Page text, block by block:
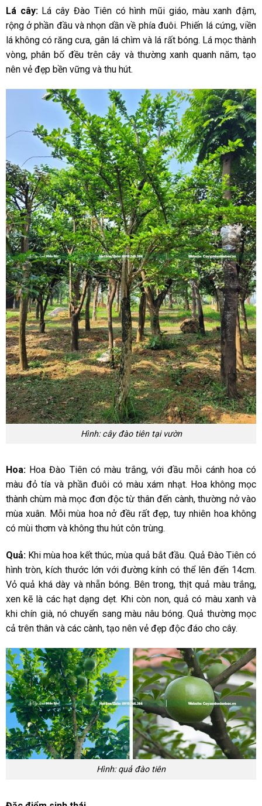
Lá cây: Lá cây Đào Tiên có hình mũi giáo, màu xanh đậm,
rộng ở phần đầu và nhọn dần về phía đuôi. Phiến lá cứng, viền
lá không có răng cưa, gân lá chìm và lá rất bóng. Lá mọc thành
vòng, phân bố đều trên cây và thường xanh quanh năm, tạo
nên vẻ đẹp bền vững và thu hút.
Hình: cây đào tiên tại vườn
Hoa:Hoa Đào Tiên có màu trắng, với đầu mỗi cánh hoa có
màu đỏ tía và phần đuôi có màu xám nhạt. Hoa không mọc
thành chùm mà mọc đơn độc từ thân đến cành, thường nở vào
mùa xuân. Mỗi mùa hoa nở đều rất đẹp, tuy nhiên hoa không
có mùi thơm và không thu hút côn trùng.
Quả:Khi mùa hoa kết thúc, mùa quả bắt đầu. Quả Đào Tiên có
hình tròn, kích thước lớn với đường kính có thể lên đến 14cm.
Vỏ quả khá dày và nhẵn bóng. Bên trong, thịt quả màu trắng,
xen kẽ là các hạt dạng dẹt. Khi còn non, quả có màu xanh và
khi chín già, nó chuyển sang màu nâu bóng. Quả thường mọc
cả trên thân và các cành, tạo nên vẻ đẹp độc đáo cho cây.
Hình: quả đào tiên